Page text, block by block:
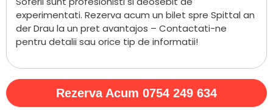
experimentati. Rezerva acum un bilet spre Spittal an
der Drau la un pret avantajos – Contactati-ne
pentru detalii sau orice tip de informatii!
Rezerva Acum 0754 249 634